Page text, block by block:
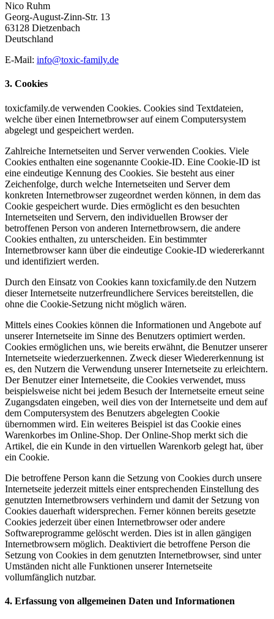
Nico Ruhm
Georg-August-Zinn-Str. 13
63128 Dietzenbach
Deutschland
E-Mail: info@toxic-family.de
3. Cookies
toxicfamily.de verwenden Cookies. Cookies sind Textdateien,
welche über einen Internetbrowser auf einem Computersystem
abgelegt und gespeichert werden.
Zahlreiche Internetseiten und Server verwenden Cookies. Viele
Cookies enthalten eine sogenannte Cookie-ID. Eine Cookie-ID ist
eine eindeutige Kennung des Cookies. Sie besteht aus einer
Zeichenfolge, durch welche Internetseiten und Server dem
konkreten Internetbrowser zugeordnet werden können, in dem das
Cookie gespeichert wurde. Dies ermöglicht es den besuchten
Internetseiten und Servern, den individuellen Browser der
betroffenen Person von anderen Internetbrowsern, die andere
Cookies enthalten, zu unterscheiden. Ein bestimmter
Internetbrowser kann über die eindeutige Cookie-ID wiedererkannt
und identifiziert werden.
Durch den Einsatz von Cookies kann toxicfamily.de den Nutzern
dieser Internetseite nutzerfreundlichere Services bereitstellen, die
ohne die Cookie-Setzung nicht möglich wären.
Mittels eines Cookies können die Informationen und Angebote auf
unserer Internetseite im Sinne des Benutzers optimiert werden.
Cookies ermöglichen uns, wie bereits erwähnt, die Benutzer unserer
Internetseite wiederzuerkennen. Zweck dieser Wiedererkennung ist
es, den Nutzern die Verwendung unserer Internetseite zu erleichtern.
Der Benutzer einer Internetseite, die Cookies verwendet, muss
beispielsweise nicht bei jedem Besuch der Internetseite erneut seine
Zugangsdaten eingeben, weil dies von der Internetseite und dem auf
dem Computersystem des Benutzers abgelegten Cookie
übernommen wird. Ein weiteres Beispiel ist das Cookie eines
Warenkorbes im Online-Shop. Der Online-Shop merkt sich die
Artikel, die ein Kunde in den virtuellen Warenkorb gelegt hat, über
ein Cookie.
Die betroffene Person kann die Setzung von Cookies durch unsere
Internetseite jederzeit mittels einer entsprechenden Einstellung des
genutzten Internetbrowsers verhindern und damit der Setzung von
Cookies dauerhaft widersprechen. Ferner können bereits gesetzte
Cookies jederzeit über einen Internetbrowser oder andere
Softwareprogramme gelöscht werden. Dies ist in allen gängigen
Internetbrowsern möglich. Deaktiviert die betroffene Person die
Setzung von Cookies in dem genutzten Internetbrowser, sind unter
Umständen nicht alle Funktionen unserer Internetseite
vollumfänglich nutzbar.
4. Erfassung von allgemeinen Daten und Informationen